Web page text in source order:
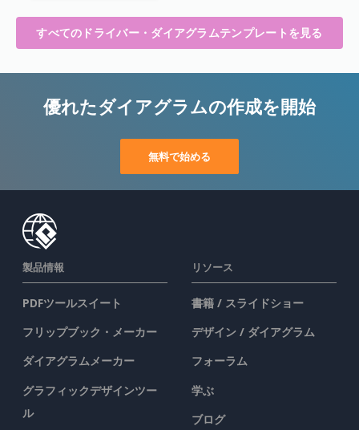
すべてのドライバー・ダイアグラムテンプレートを見る
優れたダイアグラムの作成を開始
無料で始める
製品情報
PDFツールスイート
フリップブック・メーカー
ダイアグラムメーカー
グラフィックデザインツー
ル
リソース
書籍 / スライドショー
デザイン / ダイアグラム
フォーラム
学ぶ
ブログ